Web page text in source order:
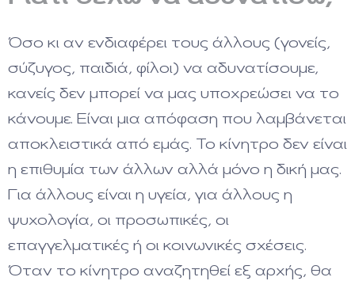
Όσο κι αν ενδιαφέρει τους άλλους (γονείς,
σύζυγος, παιδιά, φίλοι) να αδυνατίσουμε,
κανείς δεν μπορεί να μας υποχρεώσει να το
κάνουμε. Είναι μια απόφαση που λαμβάνεται
αποκλειστικά από εμάς. Το κίνητρο δεν είναι
η επιθυμία των άλλων αλλά μόνο η δική μας.
Για άλλους είναι η υγεία, για άλλους η
ψυχολογία, οι προσωπικές, οι
επαγγελματικές ή οι κοινωνικές σχέσεις.
Όταν το κίνητρο αναζητηθεί εξ αρχής, θα